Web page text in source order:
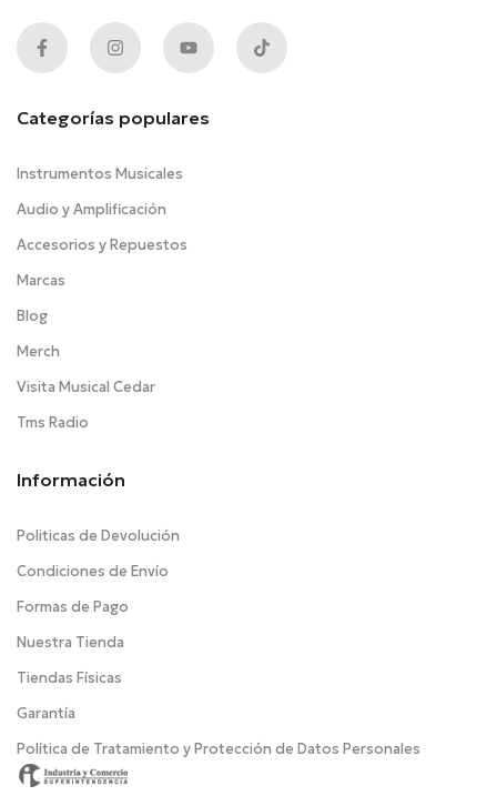
Categorías populares
Instrumentos Musicales
Audio y Amplificación
Accesorios y Repuestos
Marcas
Blog
Merch
Visita Musical Cedar
Tms Radio
Información
Politicas de Devolución
Condiciones de Envío
Formas de Pago
Nuestra Tienda
Tiendas Físicas
Garantía
Política de Tratamiento y Protección de Datos Personales